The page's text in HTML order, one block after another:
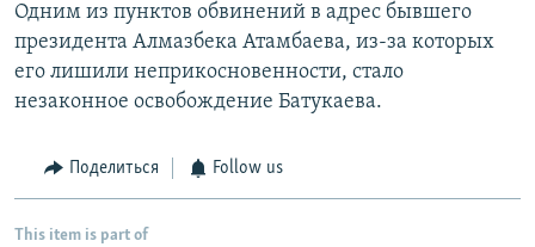
Одним из пунктов обвинений в адрес бывшего
президента Алмазбека Атамбаева, из-за которых
его лишили неприкосновенности, стало
незаконное освобождение Батукаева.
Поделиться Follow us
This item is part of